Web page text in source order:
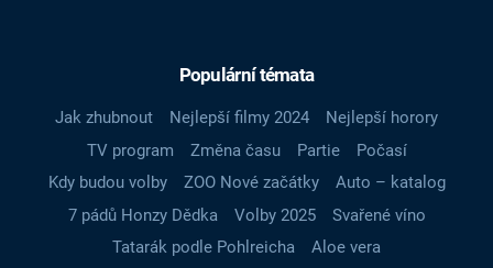
Populární témata
Jak zhubnout Nejlepší filmy 2024
Nejlepší horory
TV program
Změna času Partie
Počasí
Kdy budou volby
ZOO Nové začátky
Auto – katalog
7 pádů Honzy Dědka
Volby 2025
Svařené víno
Tatarák podle Pohlreicha
Aloe vera